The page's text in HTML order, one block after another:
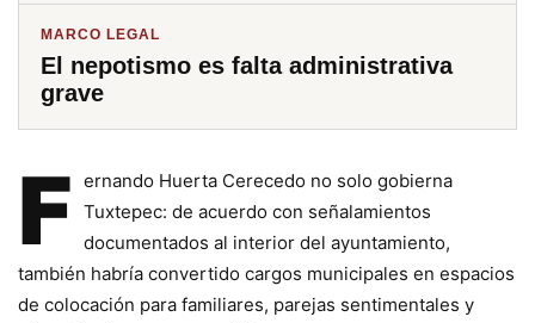
MARCO LEGAL
El nepotismo es falta administrativa
grave
F ernando Huerta Cerecedo no solo gobierna
Tuxtepec: de acuerdo con señalamientos
documentados al interior del ayuntamiento,
también habría convertido cargos municipales en espacios
de colocación para familiares, parejas sentimentales y